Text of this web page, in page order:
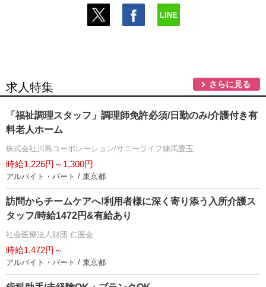
求人特集 さらに見る
「福祉調理スタッフ」調理師免許必須/日勤のみ/介護付き有
料老人ホーム
株式会社川島コーポレーション/サニーライフ練馬豊玉
時給1,226円～1,300円
アルバイト・パート / 東京都
訪問からチームケアへ!利用者様に深く寄り添う入所介護ス
タッフ/時給1472円&有給あり
社会医療法人財団 仁医会
時給1,472円～
アルバイト・パート / 東京都